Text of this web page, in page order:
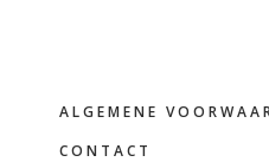
FOOTER
ALGEMENE
CONTACT